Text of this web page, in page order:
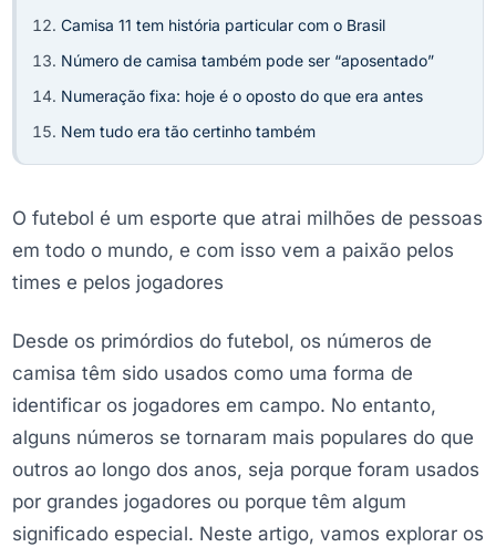
Camisa 11 tem história particular com o Brasil
Número de camisa também pode ser “aposentado”
Numeração fixa: hoje é o oposto do que era antes
Nem tudo era tão certinho também
O futebol é um esporte que atrai milhões de pessoas
em todo o mundo, e com isso vem a paixão pelos
times e pelos jogadores
Desde os primórdios do futebol, os números de
camisa têm sido usados como uma forma de
identificar os jogadores em campo. No entanto,
alguns números se tornaram mais populares do que
outros ao longo dos anos, seja porque foram usados
por grandes jogadores ou porque têm algum
significado especial. Neste artigo, vamos explorar os